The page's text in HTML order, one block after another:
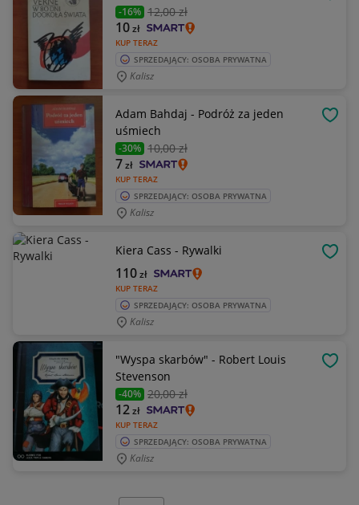
-16% 12,00 zł
KUP TERAZ
10zł
SPRZEDAJĄCY: OSOBA PRYWATNA
Kalisz
Adam Bahdaj - Podróż za jeden
uśmiech
-30% 10,00 zł
KUP TERAZ
7zł
SPRZEDAJĄCY: OSOBA PRYWATNA
Kalisz
Kiera Cass - Rywalki
KUP TERAZ
110zł
SPRZEDAJĄCY: OSOBA PRYWATNA
Kalisz
"Wyspa skarbów" - Robert Louis
Stevenson
-40% 20,00 zł
KUP TERAZ
12zł
SPRZEDAJĄCY: OSOBA PRYWATNA
Kalisz